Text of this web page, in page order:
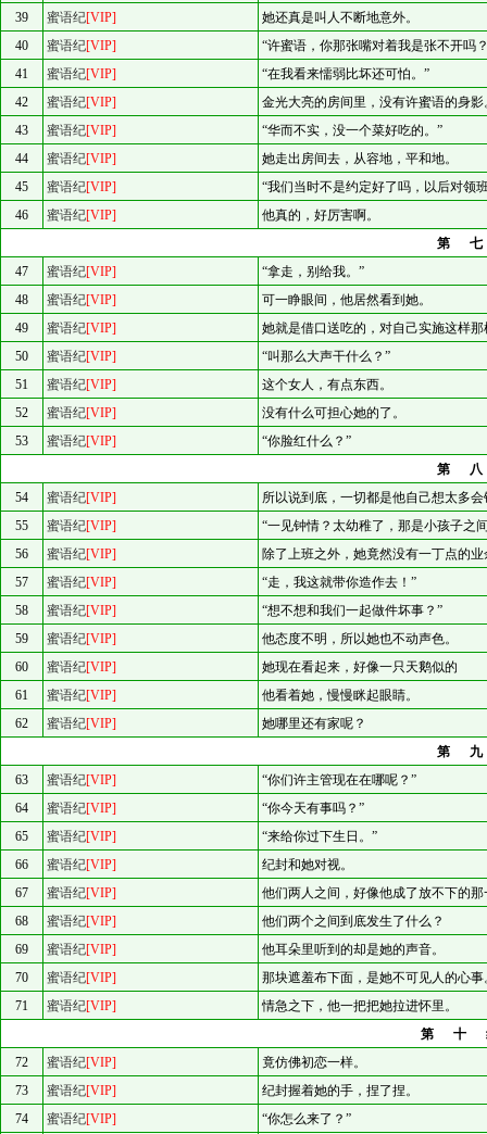
39
蜜语纪[VIP]
她还真是叫人不断地意外。
40
蜜语纪[VIP]
“许蜜语，你那张嘴对着我是张不开吗
41
蜜语纪[VIP]
“在我看来懦弱比坏还可怕。”
42
蜜语纪[VIP]
金光大亮的房间里，没有许蜜语的身影
43
蜜语纪[VIP]
“华而不实，没一个菜好吃的。”
44
蜜语纪[VIP]
她走出房间去，从容地，平和地。
45
蜜语纪[VIP]
“我们当时不是约定好了吗，以后对领
46
蜜语纪[VIP]
他真的，好厉害啊。
第
47
蜜语纪[VIP]
“拿走，别给我。”
48
蜜语纪[VIP]
可一睁眼间，他居然看到她。
49
蜜语纪[VIP]
她就是借口送吃的，对自己实施这样
50
蜜语纪[VIP]
“叫那么大声干什么？”
51
蜜语纪[VIP]
这个女人，有点东西。
52
蜜语纪[VIP]
没有什么可担心她的了。
53
蜜语纪[VIP]
“你脸红什么？”
第
54
蜜语纪[VIP]
所以说到底，一切都是他自己想太多
55
蜜语纪[VIP]
“一见钟情？太幼稚了，那是小孩子之
56
蜜语纪[VIP]
除了上班之外，她竟然没有一丁点的
57
蜜语纪[VIP]
“走，我这就带你造作去！”
58
蜜语纪[VIP]
“想不想和我们一起做件坏事？”
59
蜜语纪[VIP]
他态度不明，所以她也不动声色。
60
蜜语纪[VIP]
她现在看起来，好像一只天鹅似的
61
蜜语纪[VIP]
他看着她，慢慢眯起眼睛。
62
蜜语纪[VIP]
她哪里还有家呢？
第
63
蜜语纪[VIP]
“你们许主管现在在哪呢？”
64
蜜语纪[VIP]
“你今天有事吗？”
65
蜜语纪[VIP]
“来给你过下生日。”
66
蜜语纪[VIP]
纪封和她对视。
67
蜜语纪[VIP]
他们两人之间，好像他成了放不下的那
68
蜜语纪[VIP]
他们两个之间到底发生了什么？
69
蜜语纪[VIP]
他耳朵里听到的却是她的声音。
70
蜜语纪[VIP]
那块遮羞布下面，是她不可见人的心事
71
蜜语纪[VIP]
情急之下，他一把把她拉进怀里。
第
72
蜜语纪[VIP]
竟仿佛初恋一样。
73
蜜语纪[VIP]
纪封握着她的手，捏了捏。
74
蜜语纪[VIP] “你怎么来了？”